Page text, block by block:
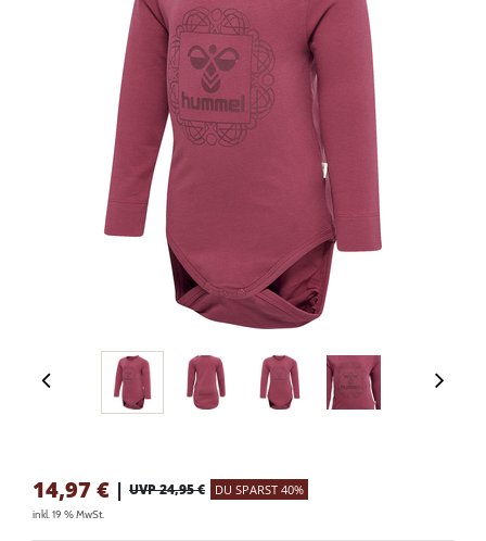
14,97 € | UVP 24,95 € DU SPARST 40%
inkl. 19 % MwSt.